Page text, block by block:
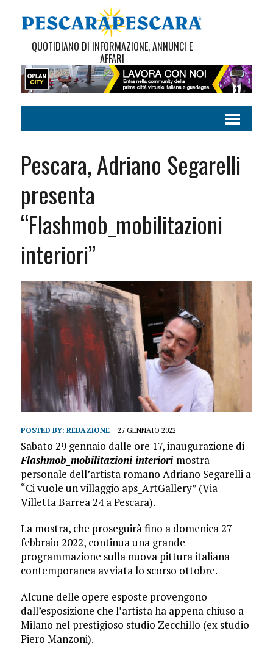
QUOTIDIANO DI INFORMAZIONE, ANNUNCI E
AFFARI
Pescara, Adriano Segarelli
presenta
“Flashmob_mobilitazioni
interiori”
POSTED BY: REDAZIONE 27 GENNAIO 2022
Sabato 29 gennaio dalle ore 17, inaugurazione di
Flashmob_mobilitazioni interiori mostra
personale dell’artista romano Adriano Segarelli a
“Ci vuole un villaggio aps_ArtGallery” (Via
Villetta Barrea 24 a Pescara).
La mostra, che proseguirà fino a domenica 27
febbraio 2022, continua una grande
programmazione sulla nuova pittura italiana
contemporanea avviata lo scorso ottobre.
Alcune delle opere esposte provengono
dall’esposizione che l’artista ha appena chiuso a
Milano nel prestigioso studio Zecchillo (ex studio
Piero Manzoni).